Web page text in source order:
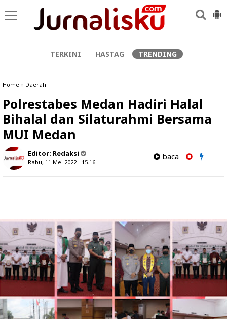
TERKINI HASTAG TRENDING
Home » Daerah
Polrestabes Medan Hadiri Halal
Bihalal dan Silaturahmi Bersama
MUI Medan
Editor: Redaksi
Rabu, 11 Mei 2022 - 15.16
baca